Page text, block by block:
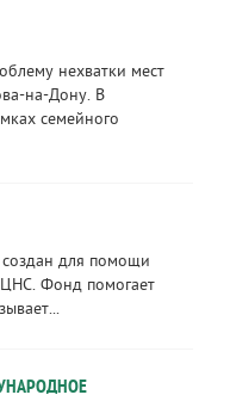
нехватки мест
на-Дону. В
семейного
для помощи
Фонд помогает